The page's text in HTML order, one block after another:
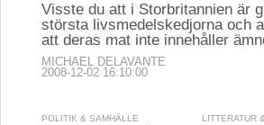
Visste du att i Storbritannien är
största livsmedelskedjorna och
att deras mat inte innehåller
MICHAEL DELAVANTE
2008-12-02 16:10:00
POLITIK & SAMHÄLLE LITTERATUR